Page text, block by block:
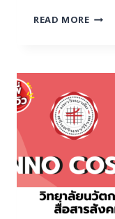
READ MORE